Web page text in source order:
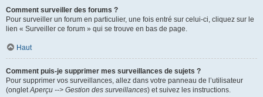
Comment surveiller des forums ?
Pour surveiller un forum en particulier, une fois entré sur celui-ci, cliquez sur le
lien « Surveiller ce forum » qui se trouve en bas de page.
Haut
Comment puis-je supprimer mes surveillances de sujets ?
Pour supprimer vos surveillances, allez dans votre panneau de l’utilisateur
(ongletAperçu --> Gestion des surveillances) et suivez les instructions.